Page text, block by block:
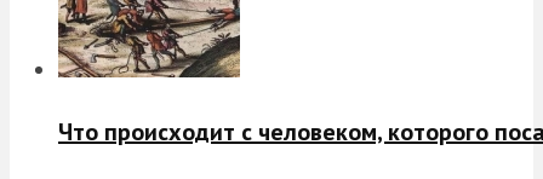
Что происходит с человеком, которого